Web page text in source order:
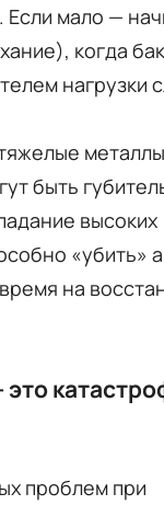
мало —
когда
нагрузки
быть
высоких
«убить»
на
проблем при